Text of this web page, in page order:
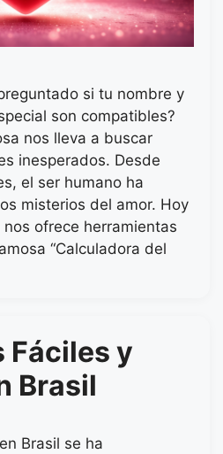
si tu nombre y
son compatibles?
nos lleva a buscar
inesperados. Desde
el ser humano ha
misterios del amor. Hoy
ofrece herramientas
“Calculadora del
Fáciles y
Brasil
Brasil se ha